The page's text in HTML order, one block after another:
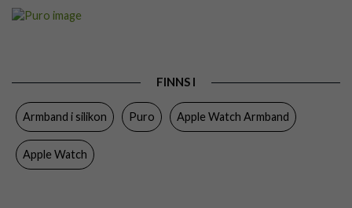
Färg
Material
Varumärke
FINNS I
Armband i silikon Puro Apple Watch Armband
Apple Watch